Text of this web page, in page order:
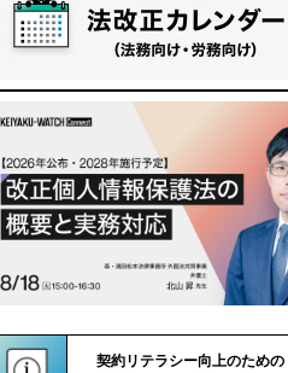
契約リテラシー向上のための